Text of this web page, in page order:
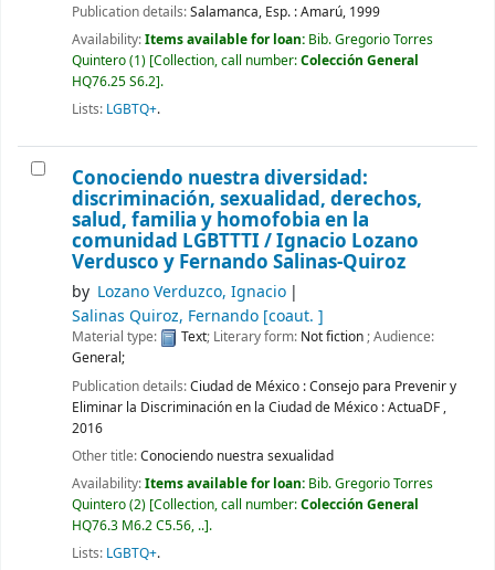
Publication details:Salamanca, Esp. :Amarú, 1999
Availability:Items available for loan: Bib. Gregorio Torres
Quintero(1) Collection, call number:Colección General
HQ76.25 S6.2 .
Lists: LGBTQ+.
Conociendo nuestra diversidad:
discriminación, sexualidad, derechos,
salud, familia y homofobia en la
comunidad LGBTTTI /Ignacio Lozano
Verdusco y Fernando Salinas-Quiroz
by Lozano Verduzco, Ignacio
Salinas Quiroz, Fernando [coaut. ]
Material type: Text; Literary form: Not fiction; Audience:
General;
Publication details:Ciudad de México :Consejo para Prevenir y
Eliminar la Discriminación en la Ciudad de México : ActuaDF ,
2016
Other title:Conociendo nuestra sexualidad
Availability:Items available for loan: Bib. Gregorio Torres
Quintero(2) Collection, call number:Colección General
HQ76.3 M6.2 C5.56, .. .
Lists: LGBTQ+.